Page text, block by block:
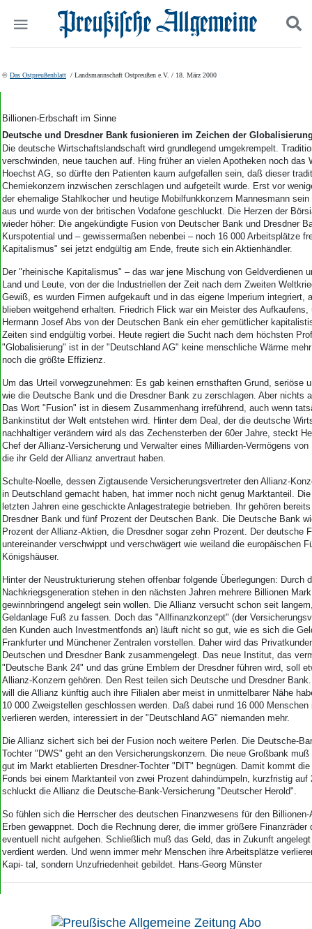
Start
Wer wir sind
Aktuelle Ausgabe
Abonnenten-Login
Abonnent werden
Archiv
Mediadaten
Politik
Gesellschaft
Leben
Geschichte
Ostpreußen
Pommern
Berlin-Brandenburg
Schlesien
Danzig und Westpreußen
Bücher
Kontakt
Impressum
Datenschutz
Suchen und finden
© Das Ostpreußenblatt / Landsmannschaft Ostpreußen e.V. / 18. März 2000
Billionen-Erbschaft im Sinne
Deutsche und Dresdner Bank fusionieren im Zeichen der
Die deutsche Wirtschaftslandschaft wird grundlegend umgekrempelt.
verschwinden, neue tauchen auf. Hing früher an vielen Apotheken noch das
Hoechst AG, so dürfte den Patienten kaum aufgefallen sein, daß dieser
Chemiekonzern inzwischen zerschlagen und aufgeteilt wurde. Erst vor
der ehemalige Stahlkocher und heutige Mobilfunkkonzern Mannesmann
aus und wurde von der britischen Vodafone geschluckt. Die Herzen der
wieder höher: Die angekündigte Fusion von Deutscher Bank und Dresdner
Kurspotential und – gewissermaßen nebenbei – noch 16 000 Arbeitsplätze
Kapitalismus" sei jetzt endgültig am Ende, freute sich ein Aktienhändler.
Der "rheinische Kapitalismus" – das war jene Mischung von Geldverdienen
Land und Leute, von der die Industriellen der Zeit nach dem Zweiten
Gewiß, es wurden Firmen aufgekauft und in das eigene Imperium integriert,
blieben weitgehend erhalten. Friedrich Flick war ein Meister des Aufkaufens,
Hermann Josef Abs von der Deutschen Bank ein eher gemütlicher
Zeiten sind endgültig vorbei. Heute regiert die Sucht nach dem höchsten
"Globalisierung" ist in der "Deutschland AG" keine menschliche Wärme
noch die größte Effizienz.
Um das Urteil vorwegzunehmen: Es gab keinen ernsthaften Grund, seriöse
wie die Deutsche Bank und die Dresdner Bank zu zerschlagen. Aber nichts
Das Wort "Fusion" ist in diesem Zusammenhang irreführend, auch wenn
Bankinstitut der Welt entstehen wird. Hinter dem Deal, der die deutsche
nachhaltiger verändern wird als das Zechensterben der 60er Jahre, steckt
Chef der Allianz-Versicherung und Verwalter eines Milliarden-Vermögens
die ihr Geld der Allianz anvertraut haben.
Schulte-Noelle, dessen Zigtausende Versicherungsvertreter den Allianz-
in Deutschland gemacht haben, hat immer noch nicht genug Marktanteil.
letzten Jahren eine geschickte Anlagestrategie betrieben. Ihr gehören
Dresdner Bank und fünf Prozent der Deutschen Bank. Die Deutsche Bank
Prozent der Allianz-Aktien, die Dresdner sogar zehn Prozent. Der deutsche
untereinander verschwippt und verschwägert wie weiland die europäischen
Königshäuser.
Hinter der Neustrukturierung stehen offenbar folgende Überlegungen: Durch
Nachkriegsgeneration stehen in den nächsten Jahren mehrere Billionen
gewinnbringend angelegt sein wollen. Die Allianz versucht schon seit
Geldanlage Fuß zu fassen. Doch das "Allfinanzkonzept" (der
den Kunden auch Investmentfonds an) läuft nicht so gut, wie es sich die
Frankfurter und Münchener Zentralen vorstellen. Daher wird das
Deutschen und Dresdner Bank zusammengelegt. Das neue Institut, das
"Deutsche Bank 24" und das grüne Emblem der Dresdner führen wird, soll
Allianz-Konzern gehören. Den Rest teilen sich Deutsche und Dresdner
will die Allianz künftig auch ihre Filialen aber meist in unmittelbarer Nähe
10 000 Zweigstellen geschlossen werden. Daß dabei rund 16 000 Menschen
verlieren werden, interessiert in der "Deutschland AG" niemanden mehr.
Die Allianz sichert sich bei der Fusion noch weitere Perlen. Die Deutsche-
Tochter "DWS" geht an den Versicherungskonzern. Die neue Großbank
gut im Markt etablierten Dresdner-Tochter "DIT" begnügen. Damit kommt
Fonds bei einem Marktanteil von zwei Prozent dahindümpeln, kurzfristig auf
schluckt die Allianz die Deutsche-Bank-Versicherung "Deutscher Herold".
So fühlen sich die Herrscher des deutschen Finanzwesens für den
Erben gewappnet. Doch die Rechnung derer, die immer größere Finanzräder
eventuell nicht aufgehen. Schließlich muß das Geld, das in Zukunft
verdient werden. Und wenn immer mehr Menschen ihre Arbeitsplätze
Kapi- tal, sondern Unzufriedenheit gebildet. Hans-Georg Münster